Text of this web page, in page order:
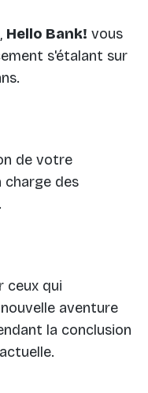
Hello Bank! vous
s'étalant sur
de votre
charge des
ceux qui
aventure
la conclusion